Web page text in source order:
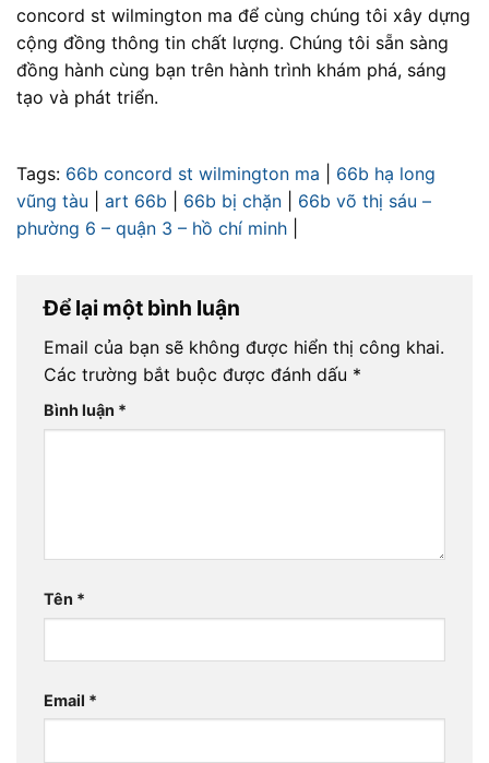
concord st wilmington ma để cùng chúng tôi xây dựng
cộng đồng thông tin chất lượng. Chúng tôi sẵn sàng
đồng hành cùng bạn trên hành trình khám phá, sáng
tạo và phát triển.
Tags: 66b concord st wilmington ma
66b hạ long
vũng tàu
art 66b 66b bị chặn
66b võ thị sáu –
phường 6 – quận 3 – hồ chí minh
Để lại một bình luận
Email của bạn sẽ không được hiển thị công khai.
Các trường bắt buộc được đánh dấu *
Bình luận *
Tên *
Email *